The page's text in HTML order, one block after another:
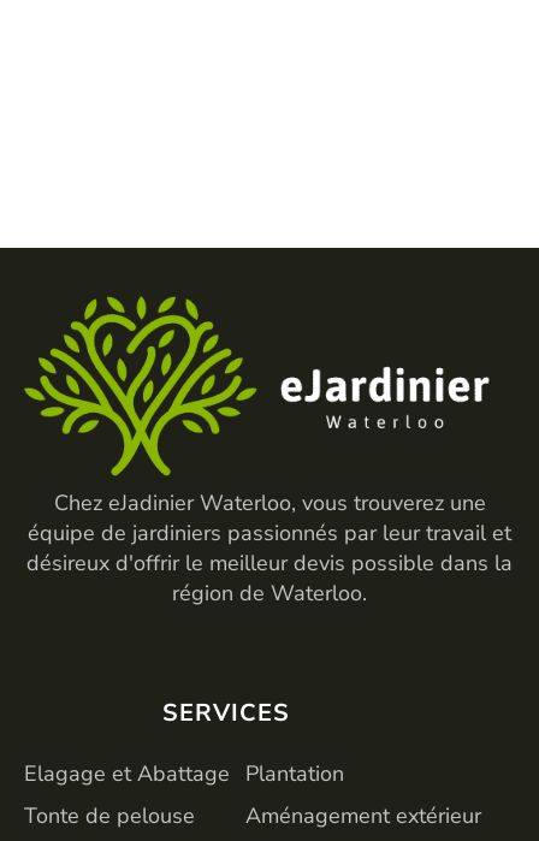
Chez eJadinier Waterloo, vous trouverez une
équipe de jardiniers passionnés par leur travail et
désireux d'offrir le meilleur devis possible dans la
région de Waterloo.
SERVICES
Elagage et Abattage
Tonte de pelouse
SERVICES
Plantation
Aménagement extérieur